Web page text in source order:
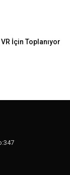
İçin Toplanıyor